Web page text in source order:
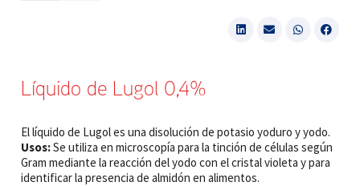
Líquido de Lugol 0,4%
El líquido de Lugol es una disolución de potasio yoduro y yodo.
Usos:Se utiliza en microscopía para la tinción de células según
Gram mediante la reacción del yodo con el cristal violeta y para
identificar la presencia de almidón en alimentos.